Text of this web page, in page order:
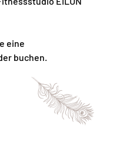
eine
buchen.